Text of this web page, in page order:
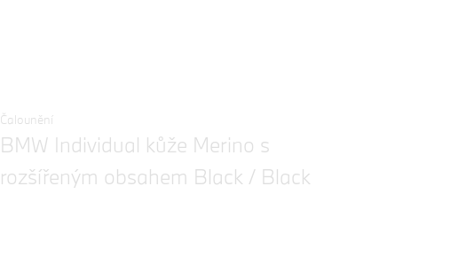
Čalounění
BMW Individual kůže Merino s
rozšířeným obsahem Black / Black